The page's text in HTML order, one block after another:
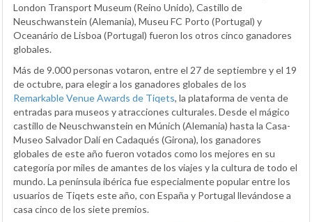
London Transport Museum (Reino Unido), Castillo de
Neuschwanstein (Alemania), Museu FC Porto (Portugal) y
Oceanário de Lisboa (Portugal) fueron los otros cinco ganadores
globales.
Más de 9.000 personas votaron, entre el 27 de septiembre y el 19
de octubre, para elegir a los ganadores globales de los
Remarkable Venue Awards de Tiqets, la plataforma de venta de
entradas para museos y atracciones culturales. Desde el mágico
castillo de Neuschwanstein en Múnich (Alemania) hasta la Casa-
Museo Salvador Dalí en Cadaqués (Girona), los ganadores
globales de este año fueron votados como los mejores en su
categoría por miles de amantes de los viajes y la cultura de todo el
mundo. La península ibérica fue especialmente popular entre los
usuarios de Tiqets este año, con España y Portugal llevándose a
casa cinco de los siete premios.